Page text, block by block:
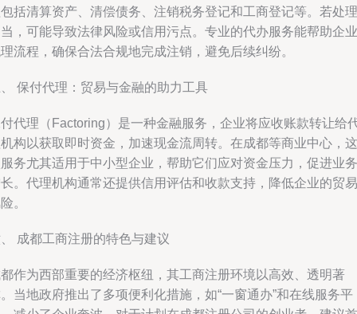
括清算资产、清偿债务、注销税务登记和工商登记等。若处理
，可能导致法律风险或信用污点。专业的代办服务能帮助企业
流程，确保合法合规地完成注销，避免后续纠纷。
保付代理：贸易与金融的助力工具
代理（Factoring）是一种金融服务，企业将应收账款转让给
构以获取即时资金，加速现金流周转。在成都等商业中心，这
务尤其适用于中小型企业，帮助它们应对资金压力，促进业务
。代理机构通常还提供信用评估和收款支持，降低企业的贸易
。
成都工商注册的特色与建议
作为西部重要的经济枢纽，其工商注册环境以高效、透明著
当地政府推出了多项便利化措施，如“一窗通办”和在线服务平